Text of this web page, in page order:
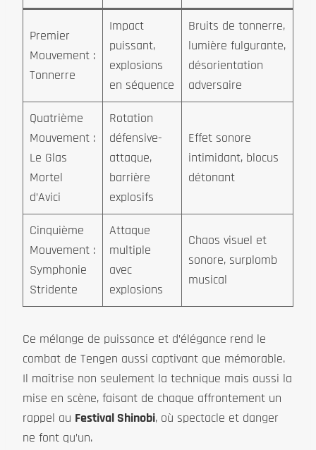
Premier
Mouvement :
Tonnerre
Impact
puissant,
explosions
en séquence
Bruits de tonnerre,
lumière fulgurante,
désorientation
adversaire
Quatrième
Mouvement :
Le Glas
Mortel
d’Avici
Rotation
défensive-
attaque,
barrière
explosifs
Effet sonore
intimidant, blocus
détonant
Cinquième
Mouvement :
Symphonie
Stridente
Attaque
multiple
avec
explosions
Chaos visuel et
sonore, surplomb
musical
Ce mélange de puissance et d’élégance rend le
combat de Tengen aussi captivant que mémorable.
Il maîtrise non seulement la technique mais aussi la
mise en scène, faisant de chaque affrontement un
rappel au Festival Shinobi, où spectacle et danger
ne font qu’un.